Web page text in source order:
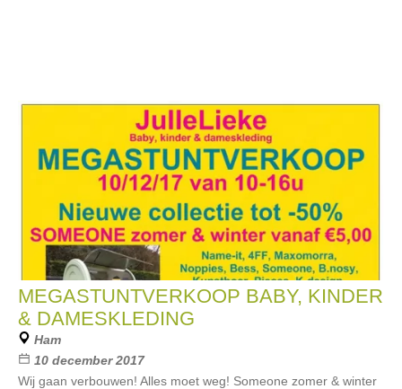
MEGASTUNTVERKOOP BABY, KINDER
& DAMESKLEDING
Ham
10 december 2017
Wij gaan verbouwen! Alles moet weg! Someone zomer & winter